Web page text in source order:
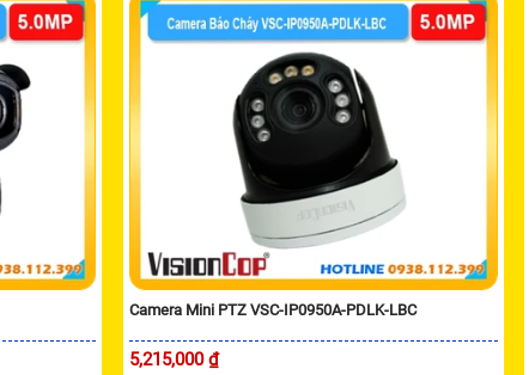
Camera Mini PTZ VSC-IP0950A-PDLK-LBC
5,215,000 ₫